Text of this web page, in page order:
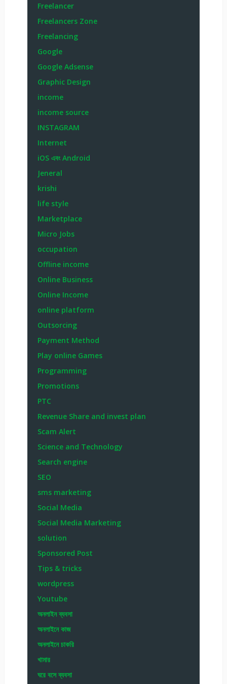
Freelancer
Freelancers Zone
Freelancing
Google
Google Adsense
Graphic Design
income
income source
INSTAGRAM
Internet
iOS এবং Android
Jeneral
krishi
life style
Marketplace
Micro Jobs
occupation
Offline income
Online Business
Online Income
online platform
Outsorcing
Payment Method
Play online Games
Programming
Promotions
PTC
Revenue Share and invest plan
Scam Alert
Science and Technology
Search engine
SEO
sms marketing
Social Media
Social Media Marketing
solution
Sponsored Post
Tips & tricks
wordpress
Youtube
অনলাইন ব্যবসা
অনলাইনে কাজ
অনলাইনে চাকরি
খামার
ঘরে বসে ব্যবসা